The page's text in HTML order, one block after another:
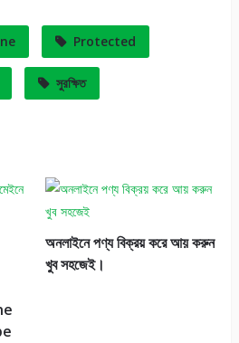
Protected
সুরক্ষিত
অনলাইনে পণ্য বিক্রয় করে আয় করুন
খুব সহজেই।